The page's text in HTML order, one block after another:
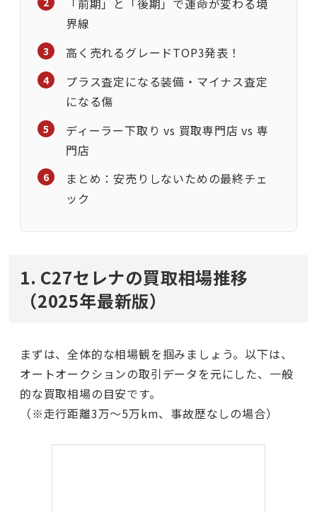
「前期」と「後期」で運命が変わる境
界線
高く売れるグレードTOP3発表！
プラス査定になる装備・マイナス査定
になる傷
ディーラー下取り vs 買取専門店 vs 専
門店
まとめ：安売りしないための最終チェ
ック
1. C27セレナの買取相場推移
（2025年最新版）
まずは、全体的な相場観を掴みましょう。以下は、
オートオークションの取引データを元にした、一般
的な買取相場の目安です。
（※走行距離3万〜5万km、事故歴なしの場合）